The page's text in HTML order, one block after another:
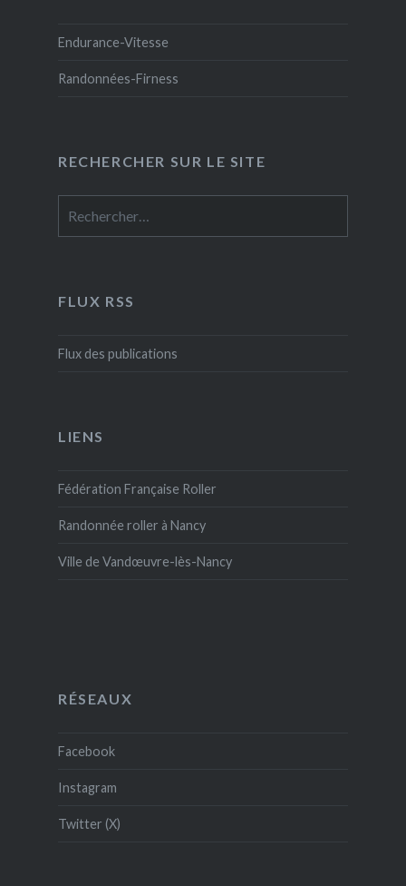
Endurance-Vitesse
Randonnées-Firness
RECHERCHER SUR LE SITE
FLUX RSS
Flux des publications
LIENS
Fédération Française Roller
Randonnée roller à Nancy
Ville de Vandœuvre-lès-Nancy
RÉSEAUX
Facebook
Instagram
Twitter (X)